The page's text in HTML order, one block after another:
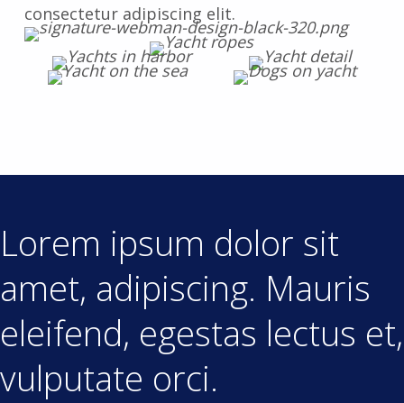
consectetur adipiscing elit.
Lorem ipsum dolor sit
amet, adipiscing. Mauris
eleifend, egestas lectus et,
vulputate orci.